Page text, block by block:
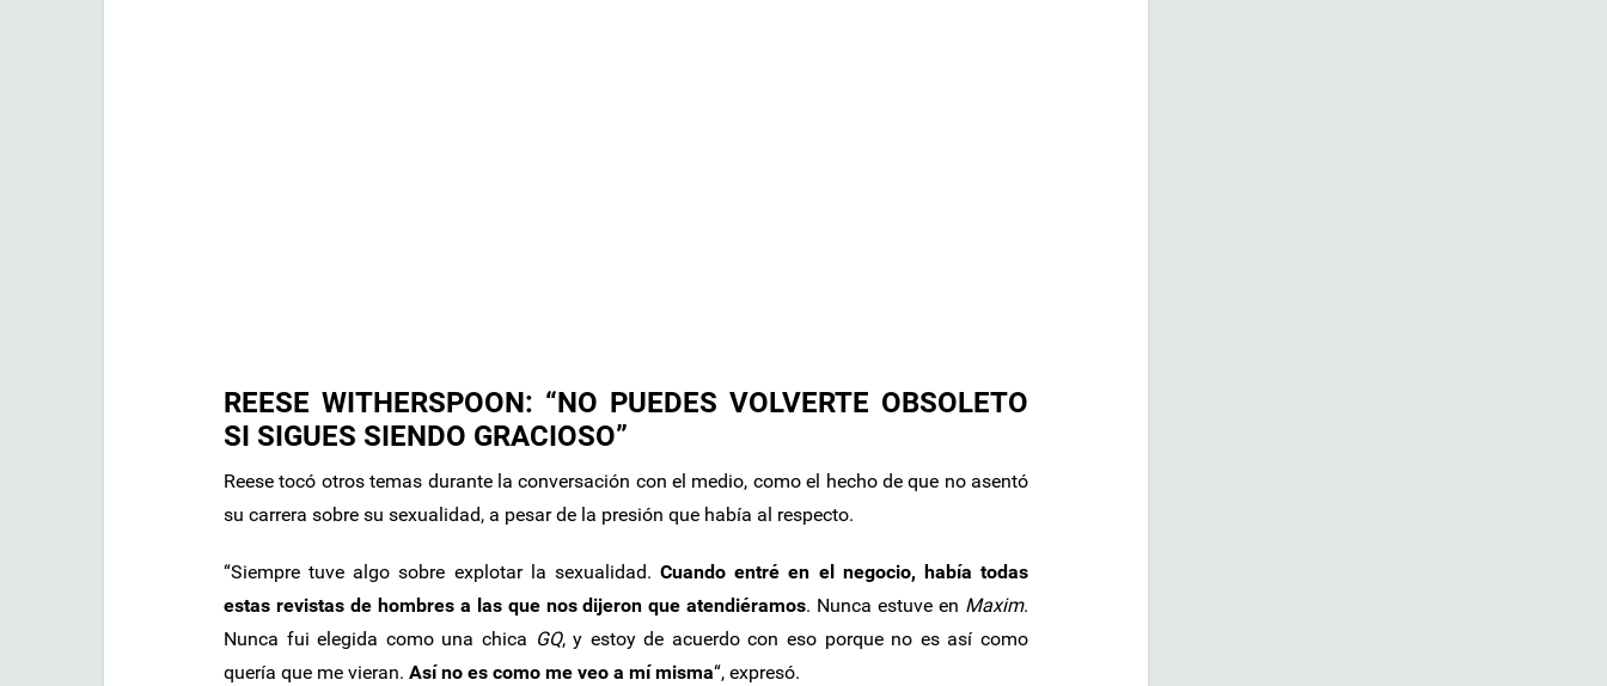
REESE WITHERSPOON: “NO PUEDES VOLVERTE OBSOLETO
SI SIGUES SIENDO GRACIOSO”
Reese tocó otros temas durante la conversación con el medio, como el hecho de que no asentó
su carrera sobre su sexualidad, a pesar de la presión que había al respecto.
“Siempre tuve algo sobre explotar la sexualidad.Cuando entré en el negocio, había todas
estas revistas de hombres a las que nos dijeron que atendiéramos. Nunca estuve en Maxim.
Nunca fui elegida como una chica GQ, y estoy de acuerdo con eso porque no es así como
quería que me vieran. Así no es como me veo a mí misma“, expresó.